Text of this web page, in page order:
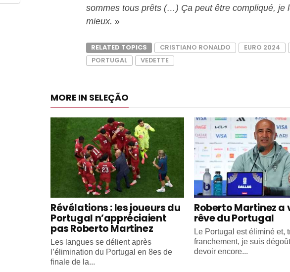
sommes tous prêts (…) Ça peut être compliqué, je
mieux. »
RELATED TOPICS CRISTIANO RONALDO EURO 2024
PORTUGAL
VEDETTE
MORE IN SELEÇÃO
Révélations : les joueurs du
Portugal n’appréciaient
pas Roberto Martinez
Les langues se délient après
l’élimination du Portugal en 8es de
finale de la...
Roberto Martinez a
rêve du Portugal
Le Portugal est éliminé et,
franchement, je suis
devoir encore...